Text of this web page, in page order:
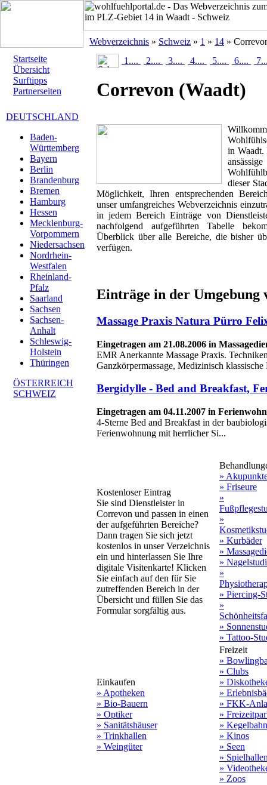
Webverzeichnis » Schweiz » 1 » 14 »
Startseite
Übersicht
Surftipps
Partnerseiten
DEUTSCHLAND
Baden-
Württemberg
Bayern
Berlin
Brandenburg
Bremen
Hamburg
Hessen
Mecklenburg-
Vorpommern
Niedersachsen
Nordrhein-
Westfalen
Rheinland-
Pfalz
Saarland
Sachsen
Sachsen-
Anhalt
Schleswig-
Holstein
Thüringen
ÖSTERREICH
SCHWEIZ
1.... 2.... 3.... 4.... 5.... 6....
Correvon (Waadt)
in Waadt.
dieser
Möglichkeit, Ihren entsprechenden
unser umfangreiches Webverzeichnis
in jedem Bereich Einträge von
nachfolgend aufgeführten Tabelle
Überblick über alle Bereiche, die bisher
verfügen.
Einträge in der Umgebung
Massage Praxis Natura Pürro
Eingetragen am 21.08.2006 in
EMR Anerkannte Massage Praxis.
Ganzkörpermassage, Medizinisch klassische
Bergidylle - Bed and Breakfast,
Eingetragen am 04.11.2007 in
4-Sterne Bed and Breakfast in der
Ferienwohnung mit herrlicher Si...
Kostenloser Eintrag
Sie sind Dienstleister in
Correvon und passen in einen
der aufgeführten Bereiche?
Dann tragen Sie sich jetzt
kostenlos in unser Verzeichnis
ein und hinterlassen Sie Ihre
digitale Visitenkarte! Klicken
Sie einfach auf den für Sie
zutreffenden Bereich in der
Übersicht und füllen Sie das
Formular sorgfältig aus.
»
» Friseure
»
»
» Kurbäder
»
»
»
» Piercing-
»
»
» Tattoo-
Einkaufen
» Apotheken
» Bio-Bauern
» Optiker
» Sanitätshäuser
» Trinkhallen
» Weingüter
Freizeit
»
» Clubs
»
»
» FKK-
»
»
» Kinos
» Seen
»
»
» Zoos